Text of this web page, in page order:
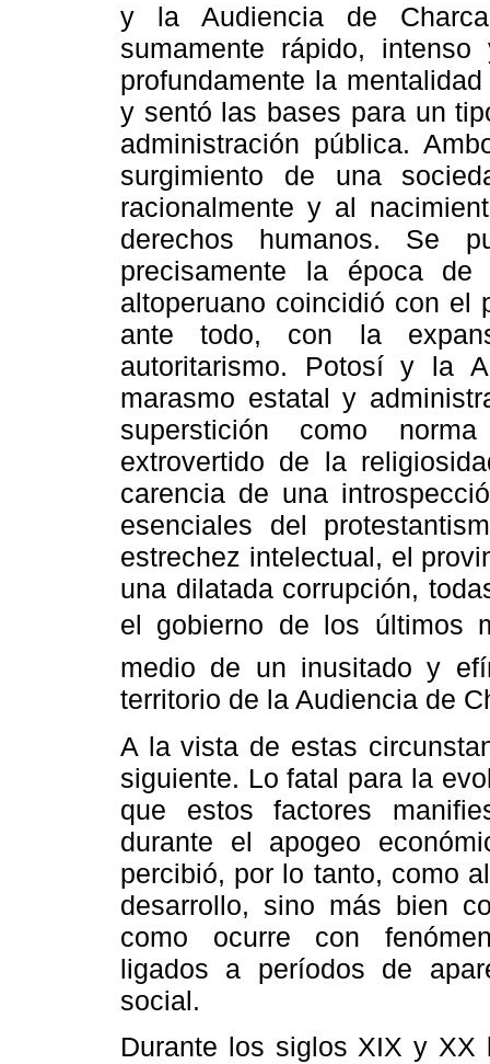
y la Audiencia de
sumamente rápido,
profundamente la
y sentó las bases para un
administración pública.
surgimiento de una
racionalmente y al
derechos humanos. Se
precisamente la época
altoperuano coincidió con el
ante todo, con la
autoritarismo. Potosí y la
marasmo estatal y
superstición como
extrovertido de la
carencia de una
esenciales del
estrechez intelectual, el
una dilatada corrupción,
el gobierno de los últimos
medio de un inusitado y
territorio de la Audiencia de
A la vista de estas
siguiente. Lo fatal para la
que estos factores
durante el apogeo
percibió, por lo tanto, como
desarrollo, sino más bien
como ocurre con
ligados a períodos de
social.
Durante los siglos XIX y XX